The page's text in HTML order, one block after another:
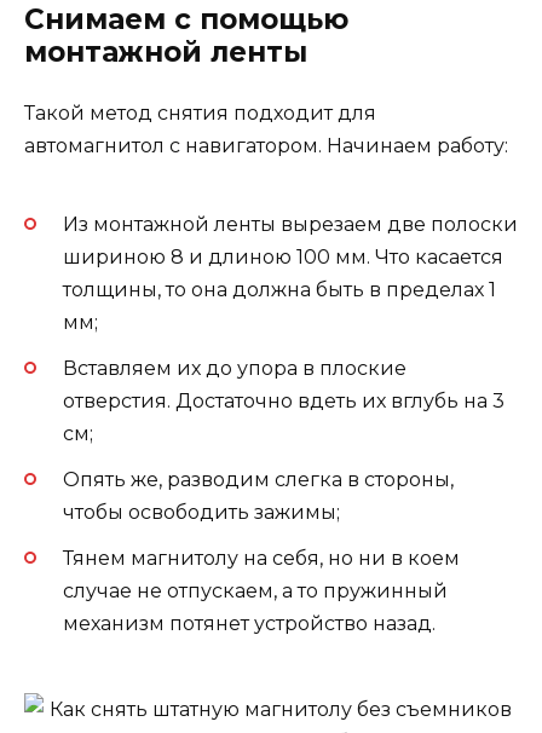
Снимаем с помощью
монтажной ленты
Такой метод снятия подходит для
автомагнитол с навигатором. Начинаем работу:
Из монтажной ленты вырезаем две полоски
шириною 8 и длиною 100 мм. Что касается
толщины, то она должна быть в пределах 1
мм;
Вставляем их до упора в плоские
отверстия. Достаточно вдеть их вглубь на 3
см;
Опять же, разводим слегка в стороны,
чтобы освободить зажимы;
Тянем магнитолу на себя, но ни в коем
случае не отпускаем, а то пружинный
механизм потянет устройство назад.